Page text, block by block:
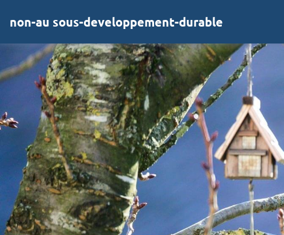
non-au sous-developpement-durable